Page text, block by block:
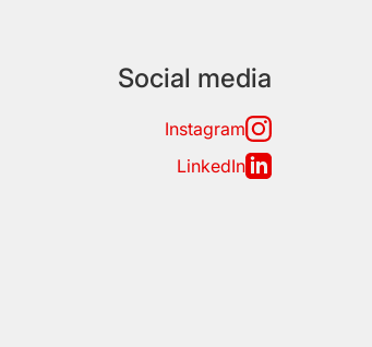
Social media
Instagram
LinkedIn